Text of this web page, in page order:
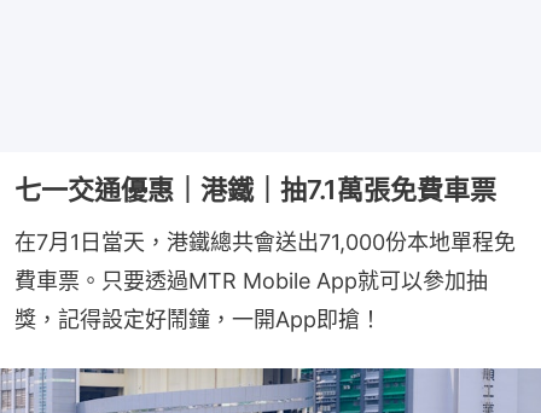
七一交通優惠｜港鐵｜抽7.1萬張免費車票
在7月1日當天，港鐵總共會送出71,000份本地單程免
費車票。只要透過MTR Mobile App就可以參加抽
獎，記得設定好鬧鐘，一開App即搶！